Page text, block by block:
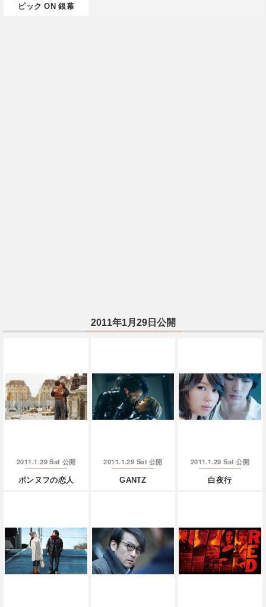
ピック ON 銀幕
2011年1月29日公開
2011.1.29 Sat 公開
ポンヌフの恋人
2011.1.29 Sat 公開
GANTZ
2011.1.29 Sat 公開
白夜行